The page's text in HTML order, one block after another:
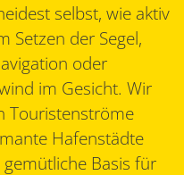
selbst, wie aktiv
Setzen der Segel,
oder
im Gesicht. Wir
Touristenströme
Hafenstädte
Basis für